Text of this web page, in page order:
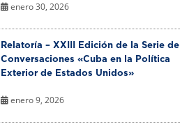
enero 30, 2026
Relatoría – XXIII Edición de la Serie de
Conversaciones «Cuba en la Política
Exterior de Estados Unidos»
enero 9, 2026